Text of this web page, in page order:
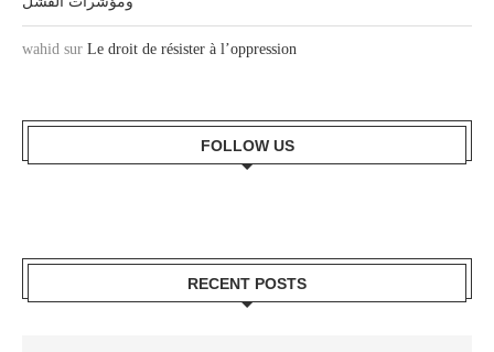
wahid sur Le droit de résister à l’oppression
FOLLOW US
RECENT POSTS